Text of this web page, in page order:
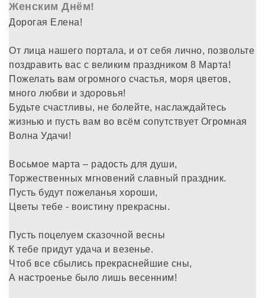
Женским Днём!
Дорогая Елена!
От лица нашего портала, и от себя лично, позвольте
поздравить вас с великим праздником 8 Марта!
Пожелать вам огромного счастья, моря цветов,
много любви и здоровья!
Будьте счастливы, не болейте, наслаждайтесь
жизнью и пусть вам во всём сопутствует Огромная
Волна Удачи!
Восьмое марта – радость для души,
Торжественных мгновений славный праздник.
Пусть будут пожеланья хороши,
Цветы тебе - воистину прекрасны.
Пусть поцелуем сказочной весны
К тебе придут удача и везенье.
Чтоб все сбылись прекраснейшие сны,
А настроенье было лишь весенним!